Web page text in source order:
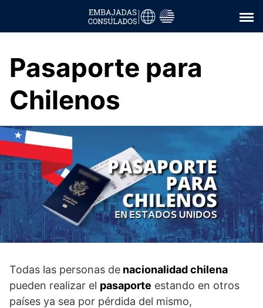
contenido
Pasaporte para
Chilenos
Todas las personas de nacionalidad chilena
pueden realizar el pasaporte estando en otros
países ya sea por pérdida del mismo,